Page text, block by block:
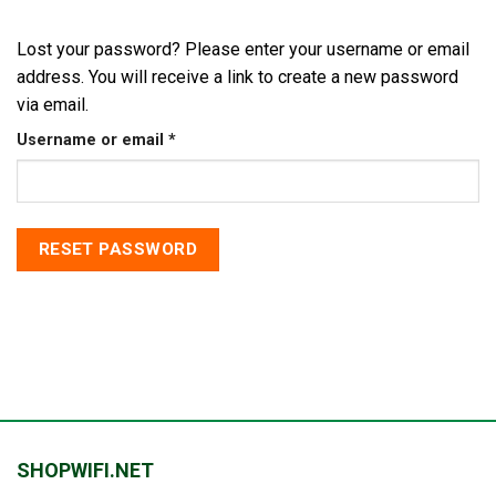
Lost your password? Please enter your username or email
address. You will receive a link to create a new password
via email.
Username or email *Required
RESET PASSWORD
SHOPWIFI.NET